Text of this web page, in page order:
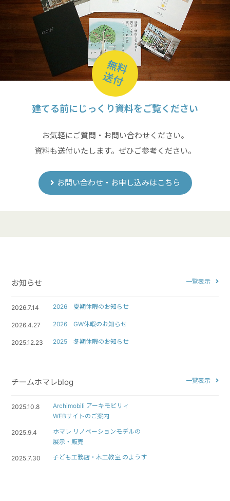
無料
送付
建てる前にじっくり資料をご覧ください
お気軽にご質問・お問い合わせください。
資料も送付いたします。ぜひご参考ください。
お問い合わせ・お申し込みはこちら
お知らせ 一覧表示
2026.7.14 2026 夏期休暇のお知らせ
2026.4.27 2026 GW休暇のお知らせ
2025.12.23 2025 冬期休暇のお知らせ
チームホマレblog 一覧表示
2025.10.8
Archimobili アーキモビリィ
WEBサイトのご案内
2025.9.4
ホマレ リノベーションモデルの
展示・販売
2025.7.30 子ども工務店・木工教室 のようす